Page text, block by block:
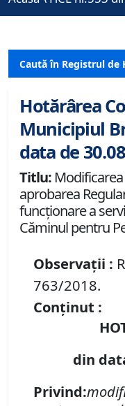
Caută în Registrul de
Hotărârea
Municipiul
data de
Titlu: Modificarea
aprobarea
funcţionare a
Căminul pentru
Observații :
763/2018.
Conținut :
din
Privind: